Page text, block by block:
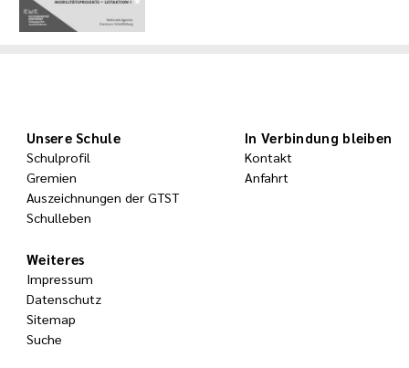
Unsere Schule
Schulprofil
Gremien
Auszeichnungen der GTST
Schulleben
In Verbindung bleiben
Kontakt
Anfahrt
Weiteres
Impressum
Datenschutz
Sitemap
Suche